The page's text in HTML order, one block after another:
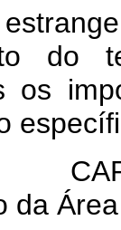
do
os
da